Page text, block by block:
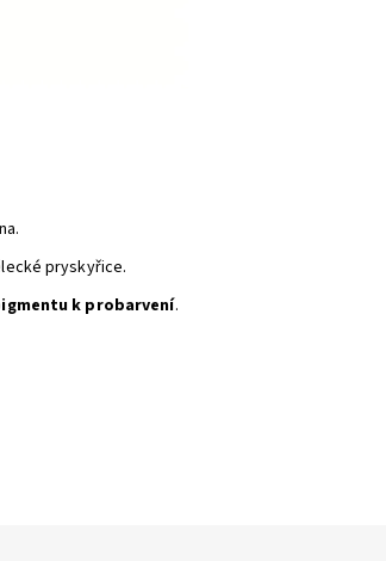
pryskyřice.
k probarvení.